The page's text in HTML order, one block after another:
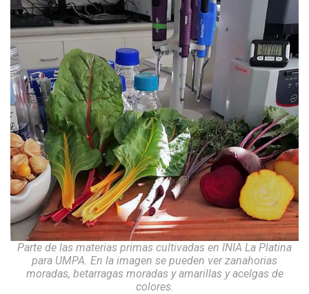
Parte de las materias primas cultivadas en INIA La Platina
para UMPA. En la imagen se pueden ver zanahorias
moradas, betarragas moradas y amarillas y acelgas de
colores.